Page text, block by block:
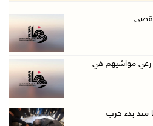
الوطني دياب ا ...
رعي مواشيهم في
و174,250 مصابا منذ بدء حرب